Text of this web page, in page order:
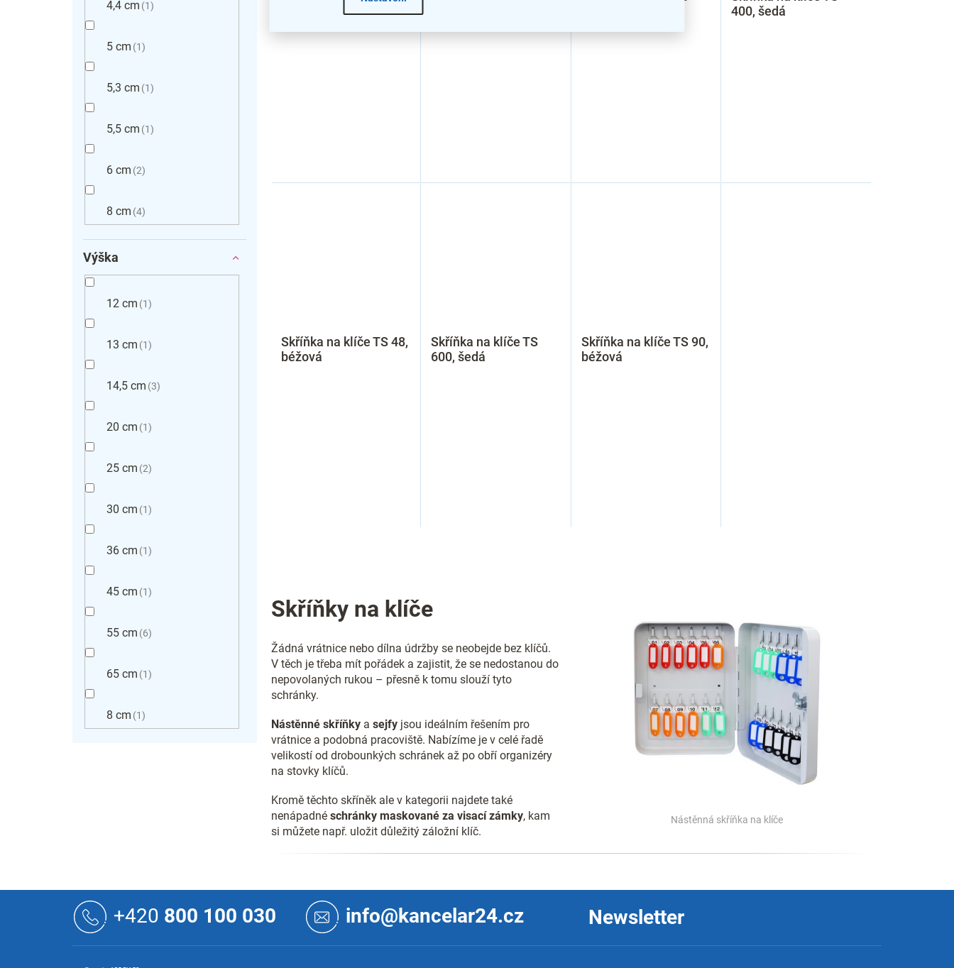
4,4 cm 1
5 cm 1
5,3 cm 1
5,5 cm 1
6 cm 2
8 cm 4
Výška
12 cm 1
13 cm 1
14,5 cm 3
20 cm 1
25 cm 2
30 cm 1
36 cm 1
45 cm 1
55 cm 6
65 cm 1
8 cm 1
400, šedá
Skříňka na klíče TS 48,
béžová
Skříňka na klíče TS
600, šedá
Skříňka na klíče TS 90,
béžová
Skříňky na klíče
Žádná vrátnice nebo dílna údržby se neobejde bez klíčů.
V těch je třeba mít pořádek a zajistit, že se nedostanou do
nepovolaných rukou – přesně k tomu slouží tyto
schránky.
Nástěnné skříňky a sejfy jsou ideálním řešením pro
vrátnice a podobná pracoviště. Nabízíme je v celé řadě
velikostí od drobounkých schránek až po obří organizéry
na stovky klíčů.
Kromě těchto skříněk ale v kategorii najdete také
nenápadné schránky maskované za visací zámky, kam
si můžete např. uložit důležitý záložní klíč.
Nástěnná skříňka na klíče
+420 800 100 030 info@kancelar24.cz Newsletter